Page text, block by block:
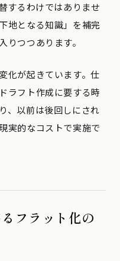
するわけではありませ
地となる知識」を補完
りつつあります。
化が起きています。仕
ラフト作成に要する時
、以前は後回しにされ
実的なコストで実施で
フラット化の